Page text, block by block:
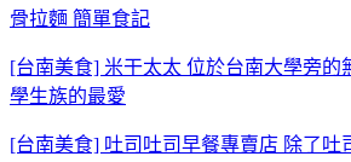
骨拉麵 簡單食記
[台南美食] 米干太太 位於台南大學旁的
學生族的最愛
[台南美食] 吐司吐司早餐專賣店 除了吐